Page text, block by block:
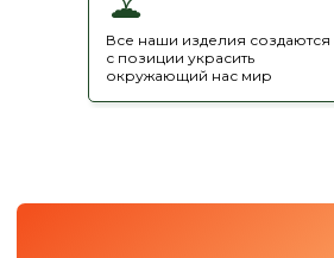
Все наши изделия создаются
с позиции украсить
окружающий нас мир